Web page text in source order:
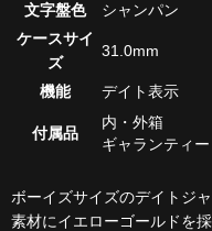
文字盤色
シャンパン
ケースサイ
ズ
31.0mm
機能 デイト表示
付属品
内・外箱
ギャランティー
ボーイズサイズのデイトジ
素材にイエローゴールドを